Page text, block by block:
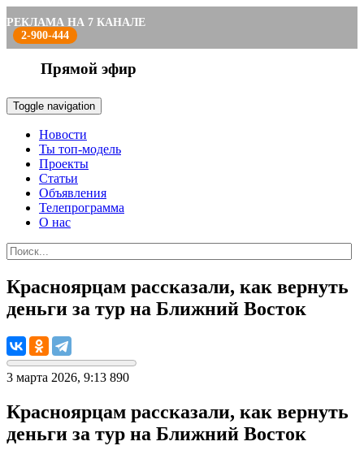
РЕКЛАМА НА 7 КАНАЛЕ
2-900-444
Прямой эфир
Toggle navigation
Новости
Ты топ-модель
Проекты
Статьи
Объявления
Телепрограмма
О нас
Красноярцам рассказали, как вернуть
деньги за тур на Ближний Восток
3 марта 2026, 9:13 890
Красноярцам рассказали, как вернуть
деньги за тур на Ближний Восток